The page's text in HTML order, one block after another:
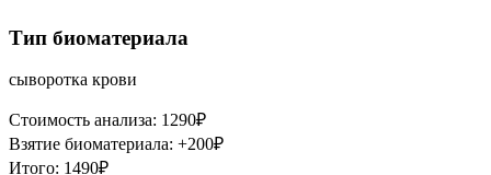
Тип биоматериала
сыворотка крови
Стоимость анализа: 1290₽
Взятие биоматериала: +200₽
Итого: 1490₽